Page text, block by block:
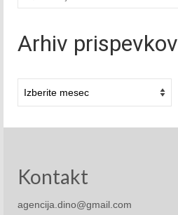
Junij 2022
Julij 2022
September 2022
December 2022
2023
Arhiv prispevkov
Kontakt
agencija.dino@gmail.com